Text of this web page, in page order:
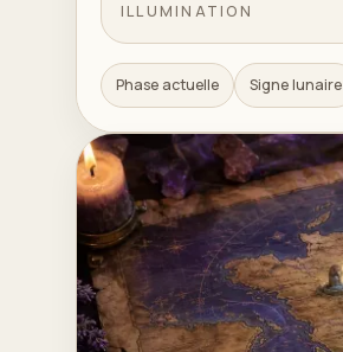
ILLUMINATION
Phase actuelle Signe lunaire